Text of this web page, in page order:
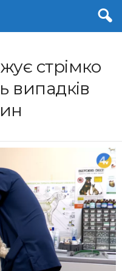
стрімко
випадків